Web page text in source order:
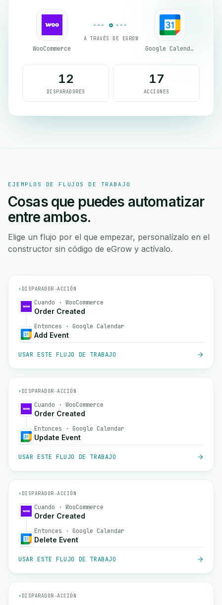
WooCommerce
A TRAVÉS DE EGROW
Google Calendar
12
DISPARADORES
17
ACCIONES
EJEMPLOS DE FLUJOS DE TRABAJO
Cosas que puedes automatizar
entre ambos.
Elige un flujo por el que empezar, personalízalo en el
constructor sin código de eGrow y actívalo.
⚡ DISPARADOR→ACCIÓN
Cuando · WooCommerce
Order Created
Entonces · Google Calendar
Add Event
USAR ESTE FLUJO DE TRABAJO
⚡ DISPARADOR→ACCIÓN
Cuando · WooCommerce
Order Created
Entonces · Google Calendar
Update Event
USAR ESTE FLUJO DE TRABAJO
⚡ DISPARADOR→ACCIÓN
Cuando · WooCommerce
Order Created
Entonces · Google Calendar
Delete Event
USAR ESTE FLUJO DE TRABAJO
⚡ DISPARADOR→ACCIÓN